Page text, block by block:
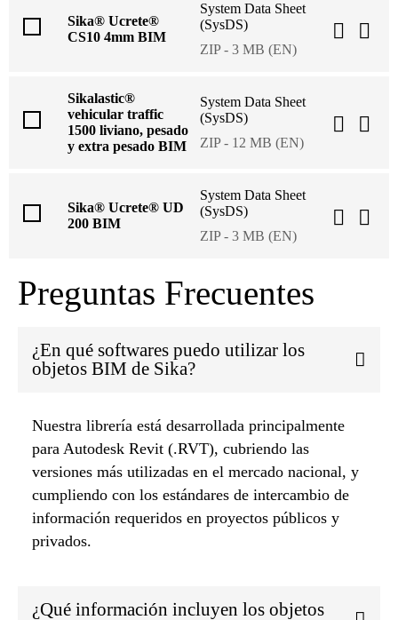
Sika® Ucrete®
CS10 4mm BIM
System Data Sheet
(SysDS)
ZIP - 3 MB (EN)
Sikalastic®
vehicular traffic
1500 liviano, pesado
y extra pesado BIM
System Data Sheet
(SysDS)
ZIP - 12 MB (EN)
Sika® Ucrete® UD
200 BIM
System Data Sheet
(SysDS)
ZIP - 3 MB (EN)
Preguntas Frecuentes
¿En qué softwares puedo utilizar los
objetos BIM de Sika?
Nuestra librería está desarrollada principalmente
para Autodesk Revit (.RVT), cubriendo las
versiones más utilizadas en el mercado nacional, y
cumpliendo con los estándares de intercambio de
información requeridos en proyectos públicos y
privados.
¿Qué información incluyen los objetos